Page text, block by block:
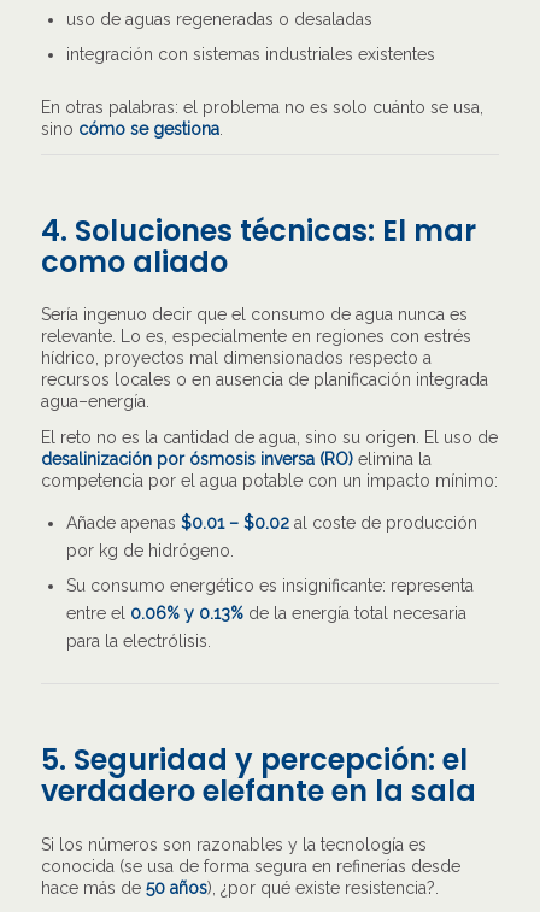
uso de aguas regeneradas o desaladas
integración con sistemas industriales existentes
En otras palabras: el problema no es solo cuánto se usa,
sino cómo se gestiona.
4. Soluciones técnicas: El mar
como aliado
Sería ingenuo decir que el consumo de agua nunca es
relevante. Lo es, especialmente en regiones con estrés
hídrico, proyectos mal dimensionados respecto a
recursos locales o en ausencia de planificación integrada
agua–energía.
El reto no es la cantidad de agua, sino su origen. El uso de
desalinización por ósmosis inversa (RO)elimina la
competencia por el agua potable con un impacto mínimo:
Añade apenas $0.01 – $0.02al coste de producción
por kg de hidrógeno.
Su consumo energético es insignificante: representa
entre el 0.06% y 0.13%de la energía total necesaria
para la electrólisis.
5. Seguridad y percepción: el
verdadero elefante en la sala
Si los números son razonables y la tecnología es
conocida (se usa de forma segura en refinerías desde
hace más de 50 años), ¿por qué existe resistencia?.